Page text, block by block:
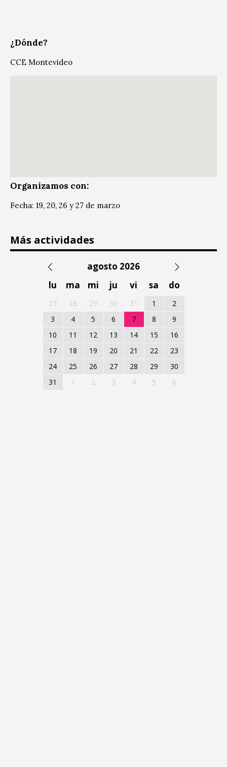
¿Dónde?
CCE Montevideo
Organizamos con:
Fecha: 19, 20, 26 y 27 de marzo
Más actividades
agosto 2026
lu
ma mi ju vi sa do
27 28 29 30 31 1
2
3
4 5 6 7 8
9
10
11 12 13 14 15
16
17
18 19 20 21 22
23
24
25 26 27 28 29
30
31
1 2 3 4 5 6